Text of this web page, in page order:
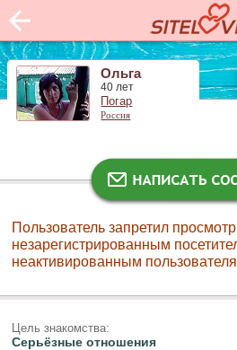
Ольга
40 лет
Погар
Россия
Пользователь запретил
незарегистрированным
неактивированным
Цель знакомства:
Серьёзные отношения